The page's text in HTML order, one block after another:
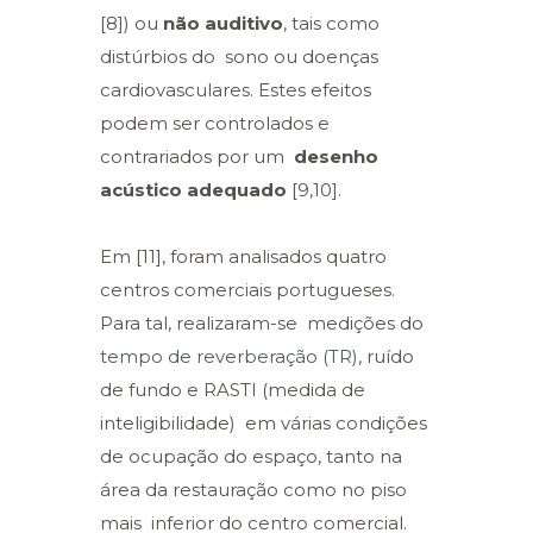
[8]) ou não auditivo, tais como
distúrbios do sono ou doenças
cardiovasculares. Estes efeitos
podem ser controlados e
contrariados por um desenho
acústico adequado [9,10].
Em [11], foram analisados quatro
centros comerciais portugueses.
Para tal, realizaram-se medições do
tempo de reverberação (TR), ruído
de fundo e RASTI (medida de
inteligibilidade) em várias condições
de ocupação do espaço, tanto na
área da restauração como no piso
mais inferior do centro comercial.